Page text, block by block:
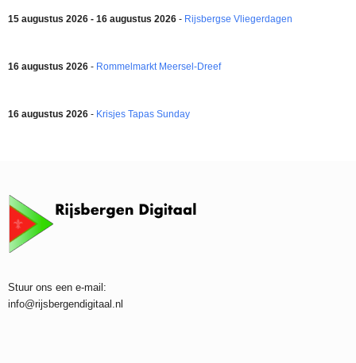
15 augustus 2026 - 16 augustus 2026 - Rijsbergse Vliegerdagen
16 augustus 2026 - Rommelmarkt Meersel-Dreef
16 augustus 2026 - Krisjes Tapas Sunday
Stuur ons een e-mail:
info@rijsbergendigitaal.nl